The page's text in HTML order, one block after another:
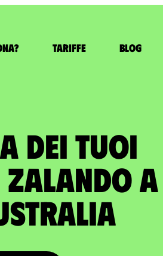
Tariffe Blog
DEI TUOI
ZALANDO